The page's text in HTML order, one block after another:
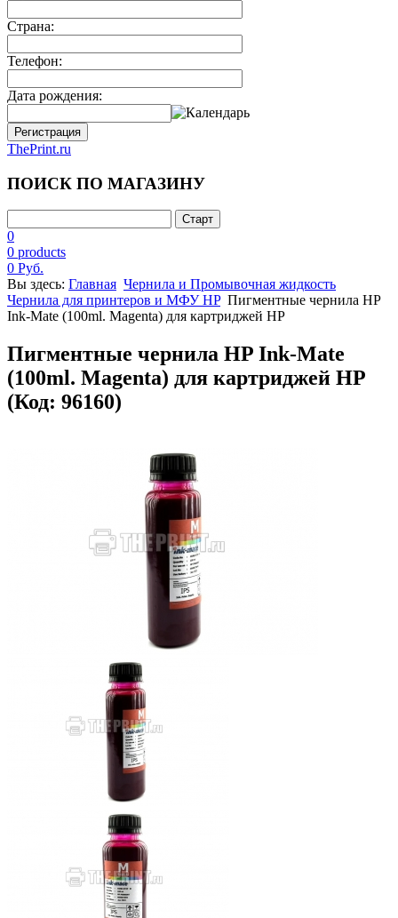
Страна:
Телефон:
Дата рождения:
Регистрация
ThePrint.ru
ПОИСК ПО МАГАЗИНУ
0
0 products
0 Руб.
Вы здесь: Главная Чернила и Промывочная жидкость
Чернила для принтеров и МФУ HP Пигментные чернила HP
Ink-Mate (100ml. Magenta) для картриджей HP
Пигментные чернила HP Ink-Mate
(100ml. Magenta) для картриджей HP
(Код: 96160)